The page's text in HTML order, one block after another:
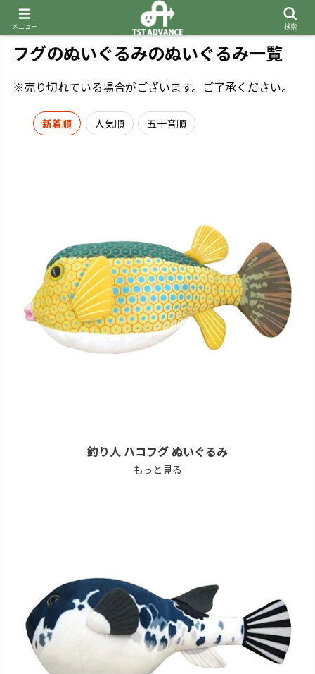
フグのぬいぐるみのぬいぐるみ一覧
※売り切れている場合がございます。ご了承ください。
新着順 人気順 五十音順
釣り人 ハコフグ ぬいぐるみ
もっと見る
メニュー 検索